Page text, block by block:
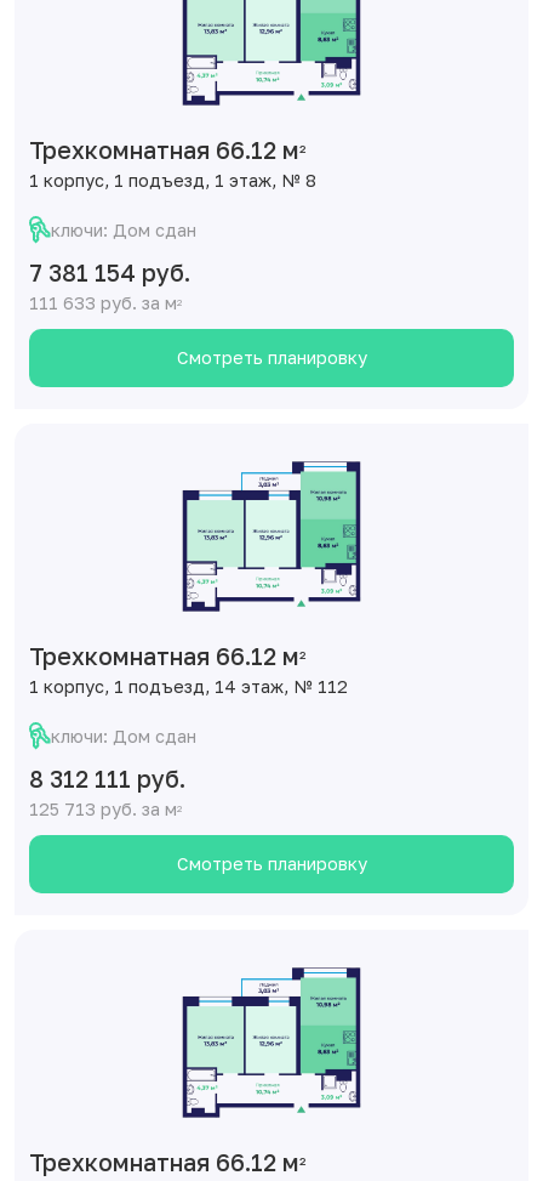
Трехкомнатная 66.12 м2
1 корпус, 1 подъезд, 1 этаж, № 8
ключи: Дом сдан
7 381 154 руб.
111 633 руб. за м2
Смотреть планировку
Трехкомнатная 66.12 м2
1 корпус, 1 подъезд, 14 этаж, № 112
ключи: Дом сдан
8 312 111 руб.
125 713 руб. за м2
Смотреть планировку
Трехкомнатная 66.12 м2